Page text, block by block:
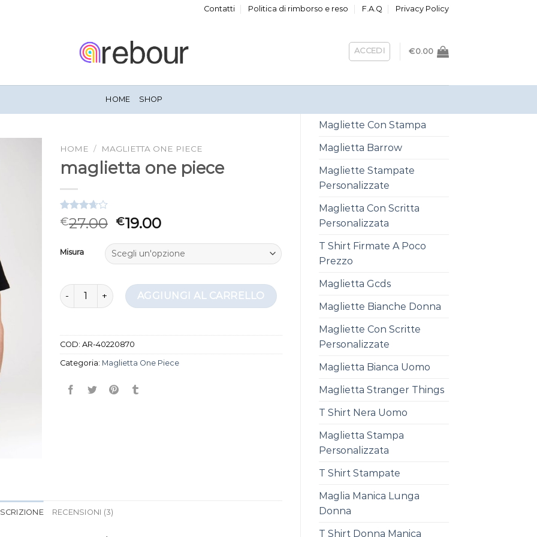
Contatti Politica di rimborso e reso F.A.Q Privacy Policy
ACCEDI €0.00
HOME SHOP
Magliette Con Stampa
Maglietta Barrow
Magliette Stampate
Personalizzate
Maglietta Con Scritta
Personalizzata
T Shirt Firmate A Poco
Prezzo
Maglietta Gcds
Magliette Bianche Donna
Magliette Con Scritte
Personalizzate
Maglietta Bianca Uomo
Maglietta Stranger Things
T Shirt Nera Uomo
Maglietta Stampa
Personalizzata
T Shirt Stampate
Maglia Manica Lunga
Donna
T Shirt Donna Manica
HOME / MAGLIETTA ONE PIECE
maglietta one piece
Valutato
3.67su
base di
3
recensioni
€27.00 €19.00
Misura
maglietta one piece quantitàAGGIUNGI AL CARRELLO
COD: AR-40220870
Categoria: Maglietta One Piece
RECENSIONI (3)